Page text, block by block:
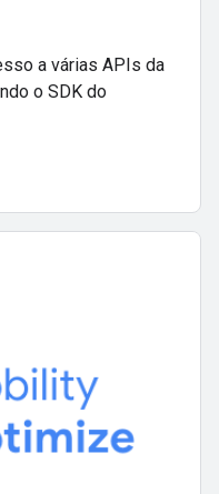
a várias APIs da
o SDK do